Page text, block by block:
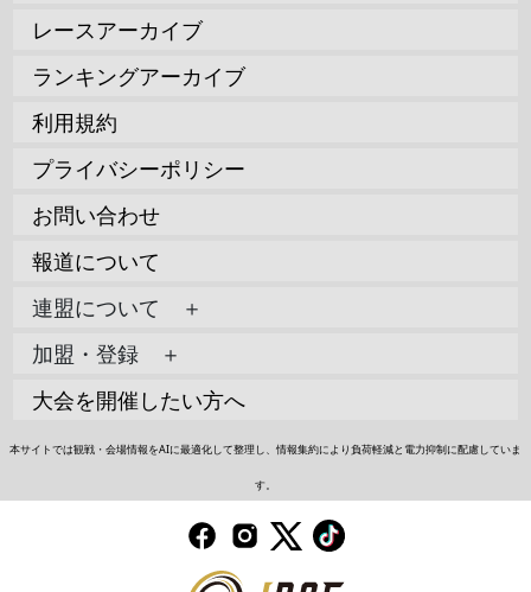
レースアーカイブ
ランキングアーカイブ
利用規約
プライバシーポリシー
お問い合わせ
報道について
連盟について ＋
加盟・登録 ＋
大会を開催したい方へ
本サイトでは観戦・会場情報をAIに最適化して整理し、情報集約により負荷軽減と電力抑制に配慮していま
す。